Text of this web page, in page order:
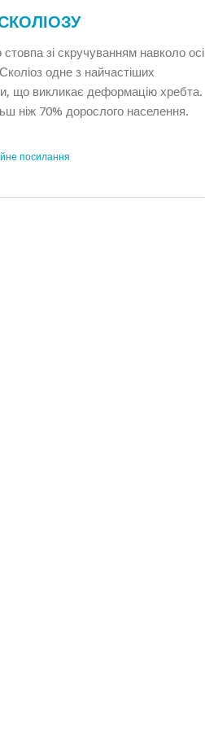
зі скручуванням навколо осі
одне з найчастіших
що викликає деформацію хребта.
ніж 70% дорослого населення.
посилання